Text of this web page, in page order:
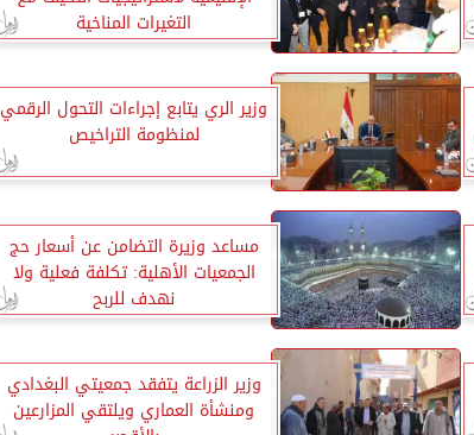
التغيرات المناخية
وزير الري يتابع إجراءات التحول الرقمي
لمنظومة التراخيص
مساعد وزيرة التضامن عن أسعار حج
الجمعيات الأهلية: تكلفة فعلية ولا
نهدف للربح
وزير الزراعة يتفقد جمعيتي البغدادي
ومنشأة العماري ويلتقي المزارعين